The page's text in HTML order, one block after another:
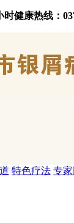
健康热线：
特色疗法 专